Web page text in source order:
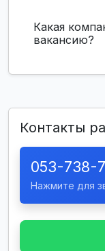
Какая
вакансию?
Контакты
053-738-
Нажмите для